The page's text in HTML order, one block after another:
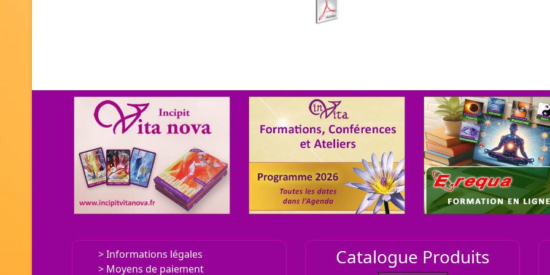
LE JEU
UN CHEMIN VERS SOI,
PRÉCIS, PUISSANT...
L'AGENDA
TOUTES LES DATES POUR
DES ÉVÈNEMENTS RICHES
E.REQUA
UNE AUTRE VISION DE
THÉRAPIE.
Informations légales
Moyens de paiement
Catalogue Produits